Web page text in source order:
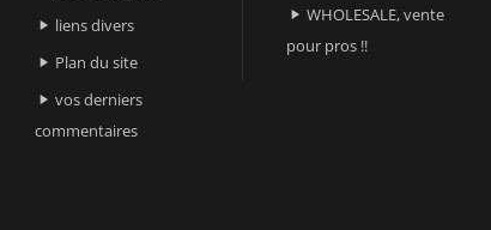
 liens divers
 Plan du site
 vos derniers
commentaires
 WHOLESALE, vente
pour pros !!